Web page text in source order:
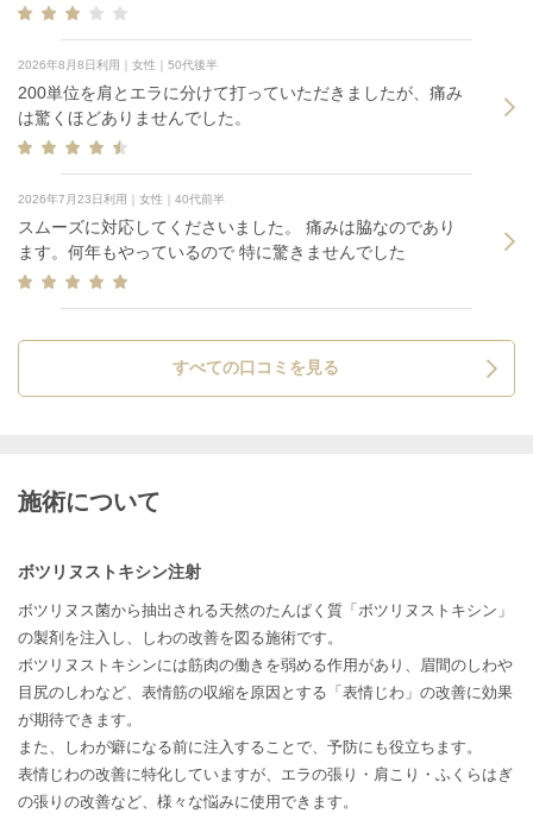
2026年8月8日利用｜女性｜50代後半
200単位を肩とエラに分けて打っていただきましたが、痛み
は驚くほどありませんでした。
2026年7月23日利用｜女性｜40代前半
スムーズに対応してくださいました。 痛みは脇なのであり
ます。何年もやっているので 特に驚きませんでした
すべての口コミを見る
施術について
ボツリヌストキシン注射
ボツリヌス菌から抽出される天然のたんぱく質「ボツリヌストキシン」
の製剤を注入し、しわの改善を図る施術です。
ボツリヌストキシンには筋肉の働きを弱める作用があり、眉間のしわや
目尻のしわなど、表情筋の収縮を原因とする「表情じわ」の改善に効果
が期待できます。
また、しわが癖になる前に注入することで、予防にも役立ちます。
表情じわの改善に特化していますが、エラの張り・肩こり・ふくらはぎ
の張りの改善など、様々な悩みに使用できます。